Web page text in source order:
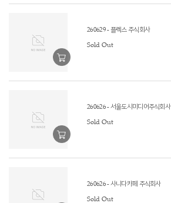
260629 - 플렉스 주식회사
Sold Out
260626 - 서울도시미디어주식회사
Sold Out
260626 - 사니다카페 주식회사
Sold Out